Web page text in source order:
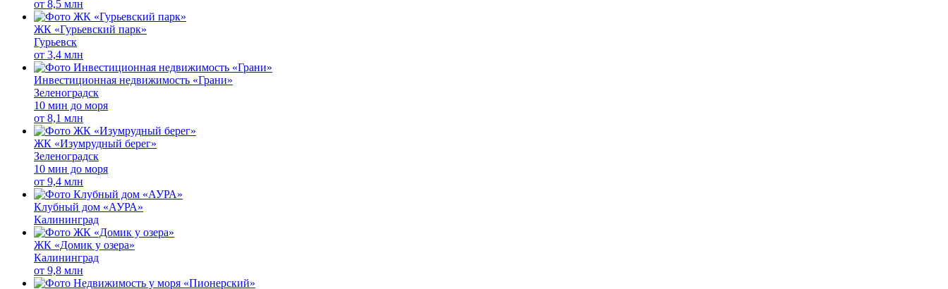
от 8,5 млн
ЖК «Гурьевский парк»
Гурьевск
от 3,4 млн
Инвестиционная недвижимость «Грани»
Зеленоградск
10 мин до моря
от 8,1 млн
ЖК «Изумрудный берег»
Зеленоградск
10 мин до моря
от 9,4 млн
Клубный дом «АУРА»
Калининград
ЖК «Домик у озера»
Калининград
от 9,8 млн